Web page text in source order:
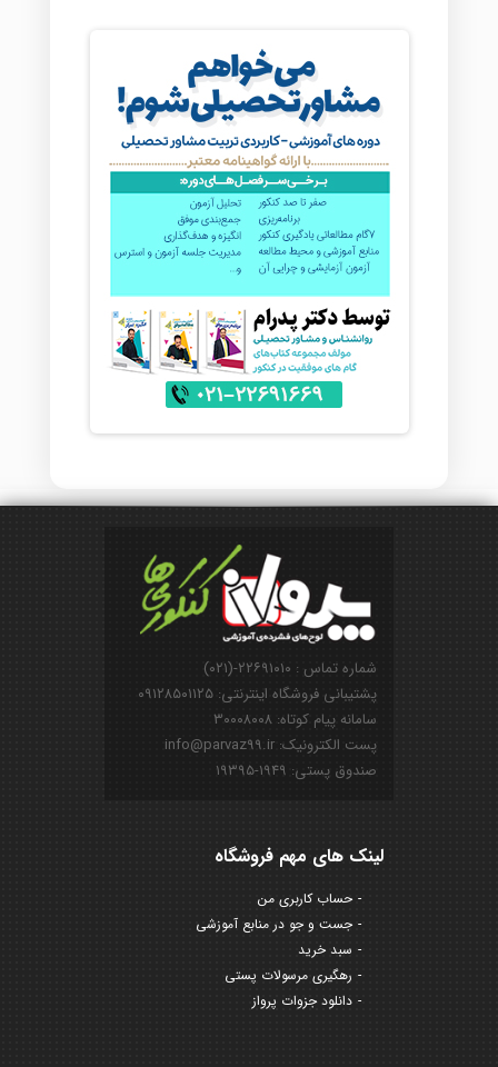
شماره تماس : ۲۲۶۹۱۰۱۰-(۰۲۱)
پشتیبانی فروشگاه اینترنتی: ۰۹۱۲۸۵۰۱۱۲۵
سامانه پیام کوتاه: ۳۰۰۰۸۰۰۸
پست الکترونیک: info@parvaz99.ir
صندوق پستی: ۱۹۴۹-۱۹۳۹۵
لینک های مهم فروشگاه
حساب کاربری من
جست و جو در منابع آموزشی
سبد خرید
رهگیری مرسولات پستی
دانلود جزوات پرواز